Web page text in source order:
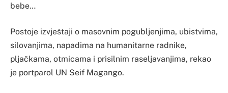
bebe…
Postoje izvještaji o masovnim pogubljenjima, ubistvima,
silovanjima, napadima na humanitarne radnike,
pljačkama, otmicama i prisilnim raseljavanjima, rekao
je portparol UN Seif Magango.